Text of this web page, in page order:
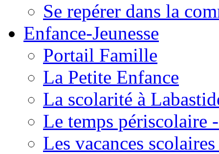
Se repérer dans la
Enfance-Jeunesse
Portail Famille
La Petite Enfance
La scolarité à
Le temps périscolaire
Les vacances